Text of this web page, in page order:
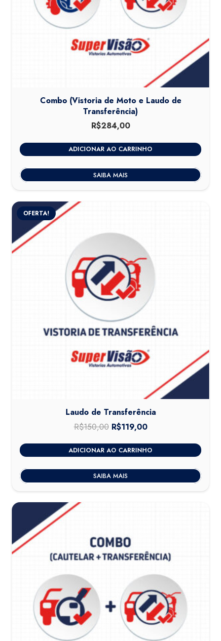
Combo (Vistoria de Moto e Laudo de
Transferência)
R$284,00
ADICIONAR AO CARRINHO
SAIBA MAIS
OFERTA!
Laudo de Transferência
R$150,00 O
preço
original
era:
R$150,00.
R$119,00O
preço
atual
é:
R$119,00.
ADICIONAR AO CARRINHO
SAIBA MAIS